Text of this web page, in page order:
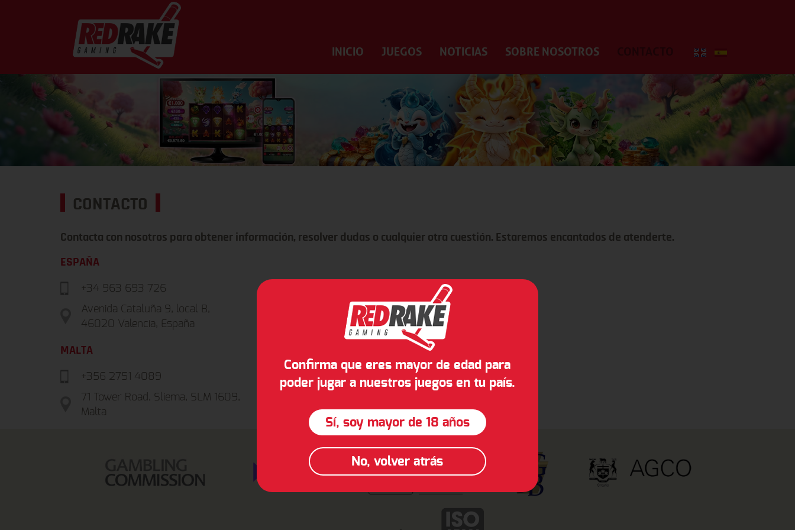
INICIO JUEGOS NOTICIAS SOBRE NOSOTROS
CONTACTO
Contacta con nosotros para obtener información, resolver dudas o cualquier otra cuestión. Estaremos encantados de atenderte.
ESPAÑA
+34 963 693 726
Avenida Cataluña 9, local B,
46020 Valencia, España
MALTA
+356 2751 4089
71 Tower Road, Sliema, SLM 1609,
Malta
Confirma que eres mayor de edad para
poder jugar a nuestros juegos en tu país.
Sí, soy mayor de 18 años
No, volver atrás